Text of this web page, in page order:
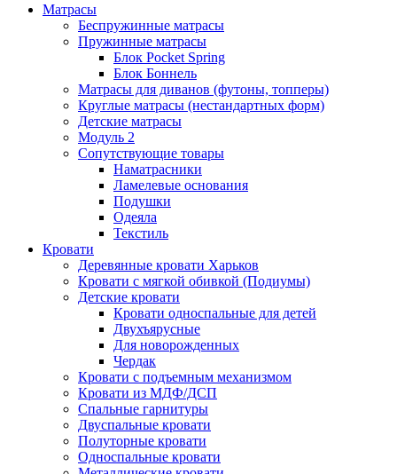
Матрасы
Беспружинные матрасы
Пружинные матрасы
Блок Pocket Spring
Блок Боннель
Матрасы для диванов (футоны, топперы)
Круглые матрасы (нестандартных форм)
Детские матрасы
Модуль 2
Сопутствующие товары
Наматрасники
Ламелевые основания
Подушки
Одеяла
Текстиль
Кровати
Деревянные кровати Харьков
Кровати с мягкой обивкой (Подиумы)
Детские кровати
Кровати односпальные для детей
Двухъярусные
Для новорожденных
Чердак
Кровати с подъемным механизмом
Кровати из МДФ/ДСП
Спальные гарнитуры
Двуспальные кровати
Полуторные кровати
Односпальные кровати